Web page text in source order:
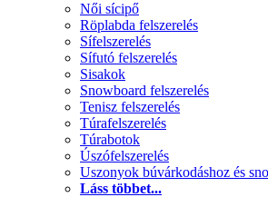
Női sícipő
Röplabda felszerelés
Sífelszerelés
Sífutó felszerelés
Sisakok
Snowboard felszerelés
Tenisz felszerelés
Túrafelszerelés
Túrabotok
Úszófelszerelés
Uszonyok búvárkodáshoz és
Láss többet...